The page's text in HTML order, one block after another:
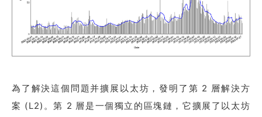
為了解決這個問題并擴展以太坊，發明了第 2 層解決方
案 (L2)。第 2 層是一個獨立的區塊鏈，它擴展了以太坊